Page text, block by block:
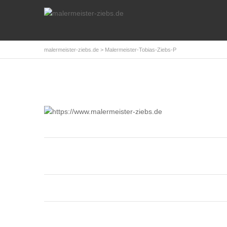
malermeister-ziebs.de > Malermeister-Tobias-Ziebs-P